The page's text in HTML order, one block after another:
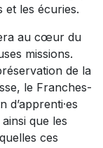
et les écuries.
au cœur du
missions.
de la
le Franches-
que les
ces